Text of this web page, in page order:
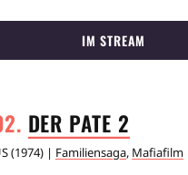
IM STREAM
DER PATE 2
(1974) | Familiensaga, Mafiafilm